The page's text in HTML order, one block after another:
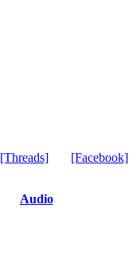
[Threads] [Facebook]
Audio